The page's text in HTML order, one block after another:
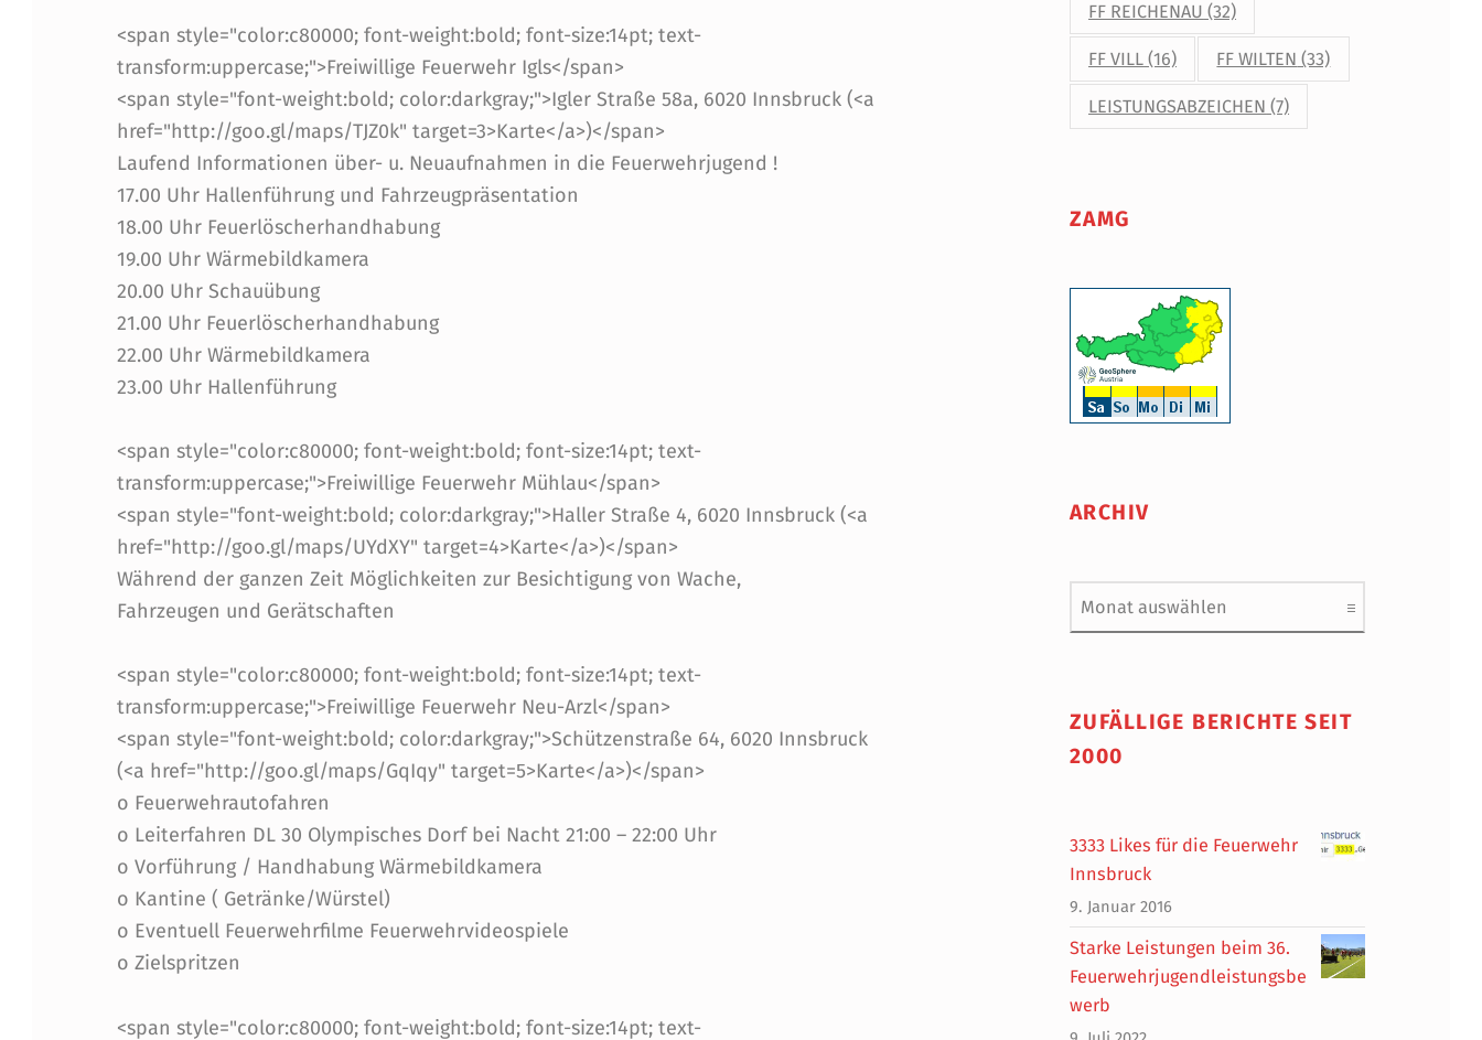
"
A
U
C
H
I
N
I
N
N
S
B
U
C
K
<span style="color:c80000; font-weight:bold; font-size:14pt; text-
transform:uppercase;">Freiwillige Feuerwehr Igls</span>
<span style="font-weight:bold; color:darkgray;">Igler Straße 58a, 6020 Innsbruck (<a
href="http://goo.gl/maps/TJZ0k" target=3>Karte</a>)</span>
Laufend Informationen über- u. Neuaufnahmen in die Feuerwehrjugend !
17.00 Uhr Hallenführung und Fahrzeugpräsentation
18.00 Uhr Feuerlöscherhandhabung
19.00 Uhr Wärmebildkamera
20.00 Uhr Schauübung
21.00 Uhr Feuerlöscherhandhabung
22.00 Uhr Wärmebildkamera
23.00 Uhr Hallenführung
<span style="color:c80000; font-weight:bold; font-size:14pt; text-
transform:uppercase;">Freiwillige Feuerwehr Mühlau</span>
<span style="font-weight:bold; color:darkgray;">Haller Straße 4, 6020 Innsbruck (<a
href="http://goo.gl/maps/UYdXY" target=4>Karte</a>)</span>
Während der ganzen Zeit Möglichkeiten zur Besichtigung von Wache,
Fahrzeugen und Gerätschaften
<span style="color:c80000; font-weight:bold; font-size:14pt; text-
transform:uppercase;">Freiwillige Feuerwehr Neu-Arzl</span>
<span style="font-weight:bold; color:darkgray;">Schützenstraße 64, 6020 Innsbruck
(<a href="http://goo.gl/maps/GqIqy" target=5>Karte</a>)</span>
o Feuerwehrautofahren
o Leiterfahren DL 30 Olympisches Dorf bei Nacht 21:00 – 22:00 Uhr
o Vorführung / Handhabung Wärmebildkamera
o Kantine ( Getränke/Würstel)
o Eventuell Feuerwehrfilme Feuerwehrvideospiele
o Zielspritzen
<span style="color:c80000; font-weight:bold; font-size:14pt; text-
FF REICHENAU (32)
FF VILL (16) FF WILTEN (33)
LEISTUNGSABZEICHEN (7)
ZAMG
ARCHIV
Archiv
ZUFÄLLIGE BERICHTE SEIT
2000
3333 Likes für die Feuerwehr
Innsbruck
9. Januar 2016
Starke Leistungen beim 36.
Feuerwehrjugendleistungsbe
werb